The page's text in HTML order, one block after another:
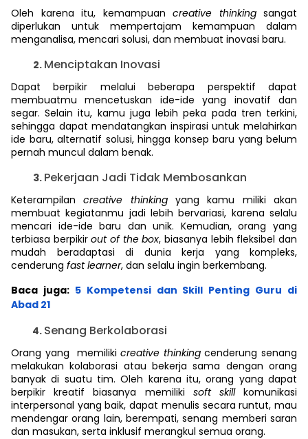
Oleh karena itu, kemampuan creative thinking sangat
diperlukan untuk mempertajam kemampuan dalam
menganalisa, mencari solusi, dan membuat inovasi baru.
Menciptakan Inovasi
Dapat berpikir melalui beberapa perspektif dapat
membuatmu mencetuskan ide-ide yang inovatif dan
segar. Selain itu, kamu juga lebih peka pada tren terkini,
sehingga dapat mendatangkan inspirasi untuk melahirkan
ide baru, alternatif solusi, hingga konsep baru yang belum
pernah muncul dalam benak.
Pekerjaan Jadi Tidak Membosankan
Keterampilancreative thinkingyang kamu miliki akan
membuat kegiatanmu jadi lebih bervariasi, karena selalu
mencari ide-ide baru dan unik. Kemudian, orang yang
terbiasa berpikirout of the box, biasanya lebih fleksibel dan
mudah beradaptasi di dunia kerja yang kompleks,
cenderung fast learner, dan selalu ingin berkembang.
Baca juga: 5 Kompetensi dan Skill Penting Guru di
Abad 21
Senang Berkolaborasi
Orang yang memilikicreative thinkingcenderung senang
melakukan kolaborasi atau bekerja sama dengan orang
banyak di suatu tim. Oleh karena itu, orang yang dapat
berpikir kreatif biasanya memiliki soft skillkomunikasi
interpersonal yang baik, dapat menulis secara runtut, mau
mendengar orang lain, berempati, senang memberi saran
dan masukan, serta inklusif merangkul semua orang.